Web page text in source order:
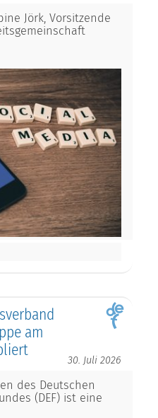
Jörk, Vorsitzende
am
30. Juli 2026
des Deutschen
(DEF) ist eine